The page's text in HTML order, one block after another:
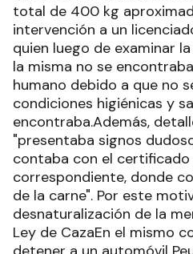
total de 400 kg
intervención a un
quien luego de examinar
la misma no se
humano debido a que no
condiciones higiénicas y
encontraba.Además,
"presentaba signos
contaba con el
correspondiente, donde
de la carne". Por este
desnaturalización de la
Ley de CazaEn el mismo